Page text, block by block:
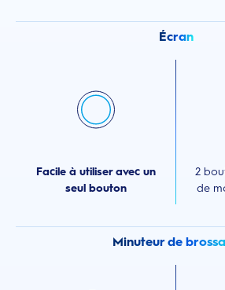
Écran
Facile à utiliser avec un
seul bouton
2
de
Minuteur de